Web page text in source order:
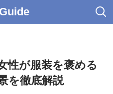
性が服装を褒める
を徹底解説